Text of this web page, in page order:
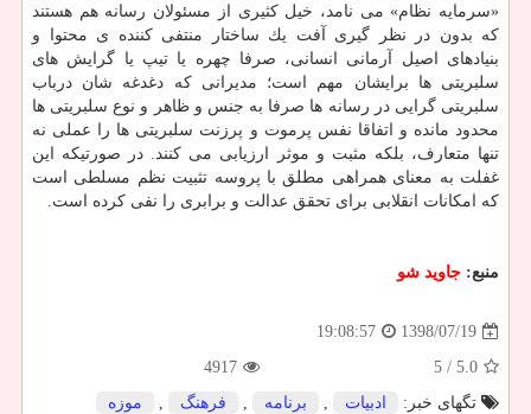
«سرمایه نظام» می نامد، خیل كثیری از مسئولان رسانه هم هستند
كه بدون در نظر گیری آفت یك ساختار منتفی كننده ی محتوا و
بنیادهای اصیل آرمانی انسانی، صرفا چهره یا تیپ یا گرایش های
سلبریتی ها برایشان مهم است؛ مدیرانی كه دغدغه شان درباب
سلبریتی گرایی در رسانه ها صرفا به جنس و ظاهر و نوع سلبریتی ها
محدود مانده و اتفاقا نفس پرموت و پرزنت سلبریتی ها را عملی نه
تنها متعارف، بلكه مثبت و موثر ارزیابی می كنند. در صورتیكه این
غفلت به معنای همراهی مطلق با پروسه تثبیت نظم مسلطی است
كه امكانات انقلابی برای تحقق عدالت و برابری را نفی كرده است.
منبع: جاوید شو
1398/07/19
19:08:57
5.0
/ 5
4917
تگهای خبر:
ادبیات , برنامه , فرهنگ , موزه